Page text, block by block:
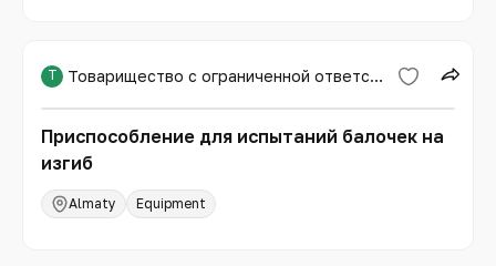
Т Товарищество с ограниченной ответственностью «Международная образовательная корпорация»
Приспособление для испытаний балочек на
изгиб
Almaty Equipment